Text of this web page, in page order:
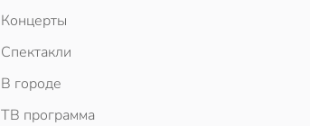
Концерты
Спектакли
В городе
ТВ программа